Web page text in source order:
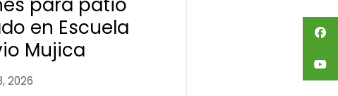
para patio
en Escuela
Mujica
2026